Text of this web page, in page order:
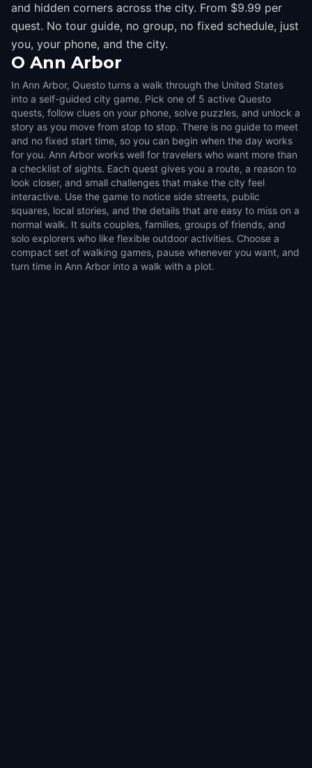
and hidden corners across the city. From $9.99 per
quest. No tour guide, no group, no fixed schedule, just
you, your phone, and the city.
O Ann Arbor
In Ann Arbor, Questo turns a walk through the United States
into a self-guided city game. Pick one of 5 active Questo
quests, follow clues on your phone, solve puzzles, and unlock a
story as you move from stop to stop. There is no guide to meet
and no fixed start time, so you can begin when the day works
for you. Ann Arbor works well for travelers who want more than
a checklist of sights. Each quest gives you a route, a reason to
look closer, and small challenges that make the city feel
interactive. Use the game to notice side streets, public
squares, local stories, and the details that are easy to miss on a
normal walk. It suits couples, families, groups of friends, and
solo explorers who like flexible outdoor activities. Choose a
compact set of walking games, pause whenever you want, and
turn time in Ann Arbor into a walk with a plot.